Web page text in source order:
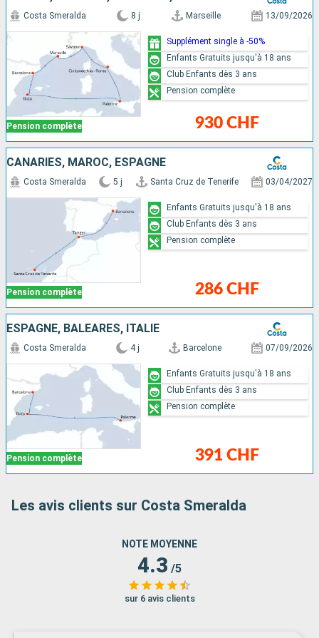
Pension complète
Costa Smeralda 8 j Marseille 13/09/2026
930 CHF
Supplément single à -50%
Enfants Gratuits jusqu'à 18 ans
Club Enfants dès 3 ans
Pension complète
CANARIES, MAROC, ESPAGNE
Pension complète
Costa Smeralda 5 j Santa Cruz de Tenerife 03/04/2027
286 CHF
Enfants Gratuits jusqu'à 18 ans
Club Enfants dès 3 ans
Pension complète
ESPAGNE, BALÉARES, ITALIE
Pension complète
Costa Smeralda 4 j Barcelone 07/09/2026
391 CHF
Enfants Gratuits jusqu'à 18 ans
Club Enfants dès 3 ans
Pension complète
Les avis clients sur Costa Smeralda
NOTE MOYENNE
4.3 /5
sur 6 avis clients